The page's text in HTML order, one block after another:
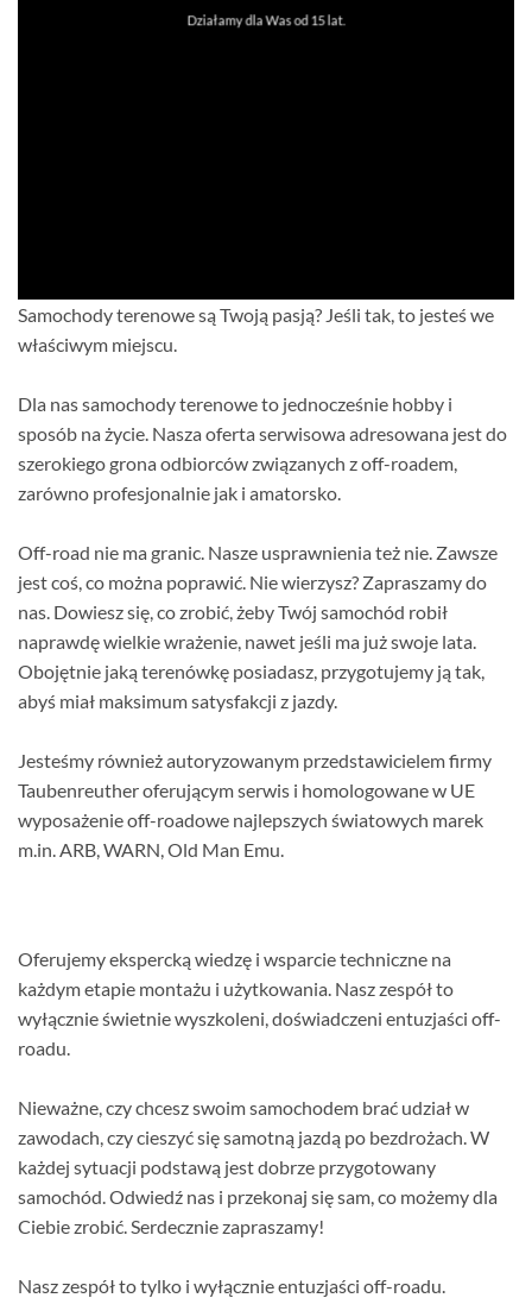
Działamy dla Was od 15 lat.
Samochody terenowe są Twoją pasją? Jeśli tak, to jesteś we
właściwym miejscu.
Dla nas samochody terenowe to jednocześnie hobby i
sposób na życie. Nasza oferta serwisowa adresowana jest do
szerokiego grona odbiorców związanych z off-roadem,
zarówno profesjonalnie jak i amatorsko.
Off-road nie ma granic. Nasze usprawnienia też nie. Zawsze
jest coś, co można poprawić. Nie wierzysz? Zapraszamy do
nas. Dowiesz się, co zrobić, żeby Twój samochód robił
naprawdę wielkie wrażenie, nawet jeśli ma już swoje lata.
Obojętnie jaką terenówkę posiadasz, przygotujemy ją tak,
abyś miał maksimum satysfakcji z jazdy.
Jesteśmy również autoryzowanym przedstawicielem firmy
Taubenreuther oferującym serwis i homologowane w UE
wyposażenie off-roadowe najlepszych światowych marek
m.in. ARB, WARN, Old Man Emu.
Oferujemy ekspercką wiedzę i wsparcie techniczne na
każdym etapie montażu i użytkowania. Nasz zespół to
wyłącznie świetnie wyszkoleni, doświadczeni entuzjaści off-
roadu.
Nieważne, czy chcesz swoim samochodem brać udział w
zawodach, czy cieszyć się samotną jazdą po bezdrożach. W
każdej sytuacji podstawą jest dobrze przygotowany
samochód. Odwiedź nas i przekonaj się sam, co możemy dla
Ciebie zrobić. Serdecznie zapraszamy!
Nasz zespół to tylko i wyłącznie entuzjaści off-roadu.